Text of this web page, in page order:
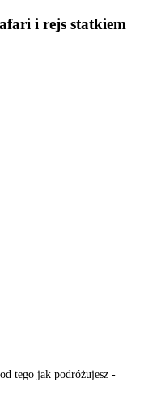
i rejs statkiem
tego jak podróżujesz -